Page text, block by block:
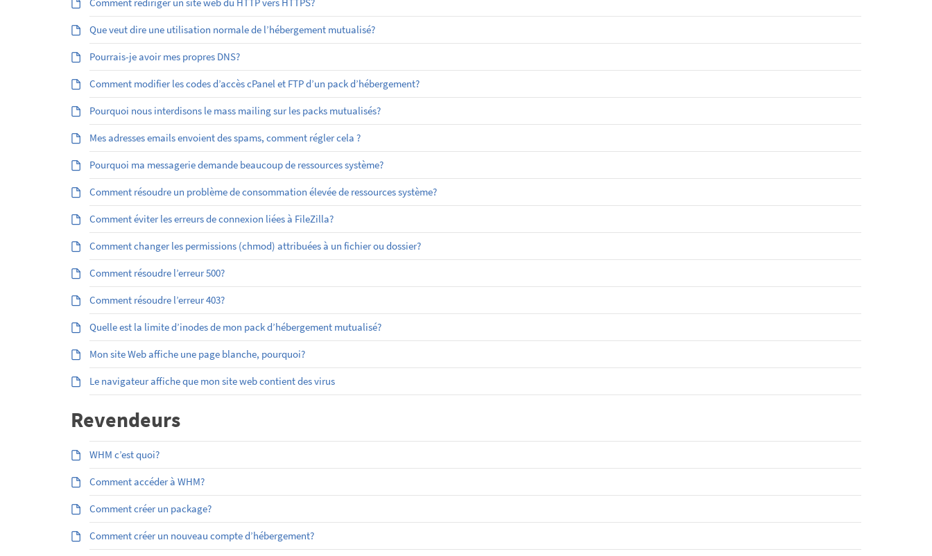
Que veut dire une utilisation normale de l’hébergement mutualisé?
Pourrais-je avoir mes propres DNS?
Comment modifier les codes d’accès cPanel et FTP d’un pack d’hébergement?
Pourquoi nous interdisons le mass mailing sur les packs mutualisés?
Mes adresses emails envoient des spams, comment régler cela ?
Pourquoi ma messagerie demande beaucoup de ressources système?
Comment résoudre un problème de consommation élevée de ressources système?
Comment éviter les erreurs de connexion liées à FileZilla?
Comment changer les permissions (chmod) attribuées à un fichier ou dossier?
Comment résoudre l’erreur 500?
Comment résoudre l’erreur 403?
Quelle est la limite d’inodes de mon pack d’hébergement mutualisé?
Mon site Web affiche une page blanche, pourquoi?
Le navigateur affiche que mon site web contient des virus
Revendeurs
WHM c’est quoi?
Comment accéder à WHM?
Comment créer un package?
Comment créer un nouveau compte d’hébergement?